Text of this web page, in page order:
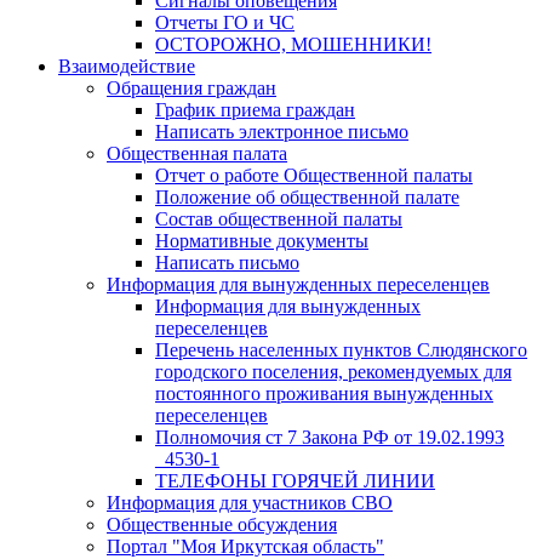
Отчеты ГО и ЧС
ОСТОРОЖНО, МОШЕННИКИ!
Взаимодействие
Обращения граждан
График приема граждан
Написать электронное письмо
Общественная палата
Отчет о работе Общественной палаты
Положение об общественной палате
Состав общественной палаты
Нормативные документы
Написать письмо
Информация для вынужденных переселенцев
Информация для вынужденных
переселенцев
Перечень населенных пунктов Слюдянского
городского поселения, рекомендуемых для
постоянного проживания вынужденных
переселенцев
Полномочия ст 7 Закона РФ от 19.02.1993
_4530-1
ТЕЛЕФОНЫ ГОРЯЧЕЙ ЛИНИИ
Информация для участников СВО
Общественные обсуждения
Портал "Моя Иркутская область"